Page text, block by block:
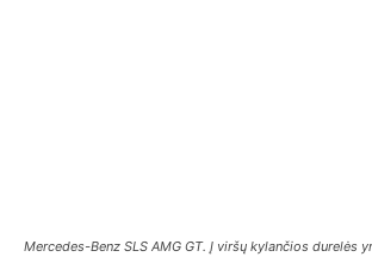
Mercedes-Benz SLS AMG GT. Į viršų kylančios durelės